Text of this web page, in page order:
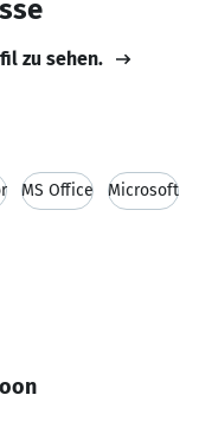
zu sehen.
MS Office Microsoft